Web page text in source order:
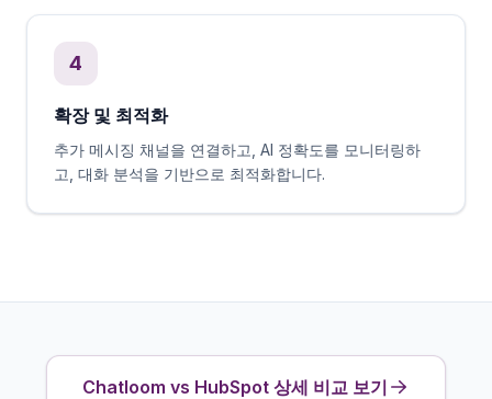
4
확장 및 최적화
추가 메시징 채널을 연결하고, AI 정확도를 모니터링하
고, 대화 분석을 기반으로 최적화합니다.
Chatloom vs HubSpot 상세 비교 보기